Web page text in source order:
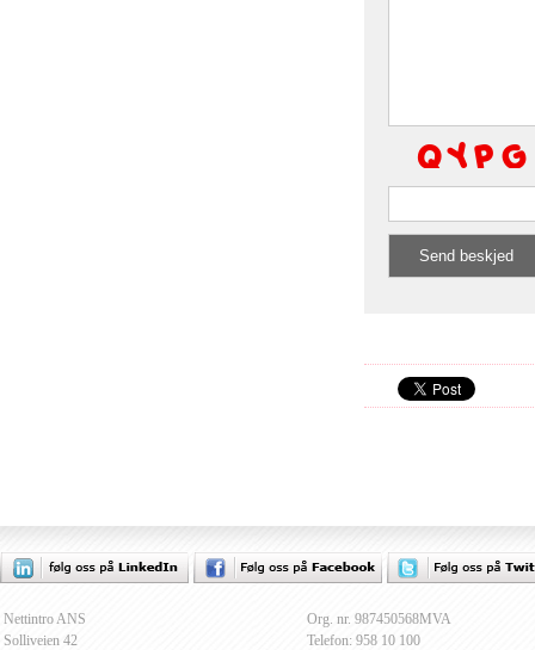
Nettintro ANS
Solliveien 42
Org. nr. 987450568MVA
Telefon: 958 10 100